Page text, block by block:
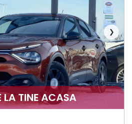
❯
LA TINE ACASA